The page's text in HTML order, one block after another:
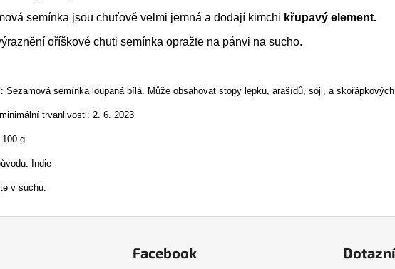
semínka jsou chuťově velmi jemná a dodají kimchi křupavý element.
oříškové chuti semínka opražte na pánvi na sucho.
Sezamová semínka loupaná bílá. Může obsahovat stopy lepku, arašídů, sóji, a skořápkových
trvanlivosti: 2. 6. 2023
g
Indie
v suchu.
Facebook